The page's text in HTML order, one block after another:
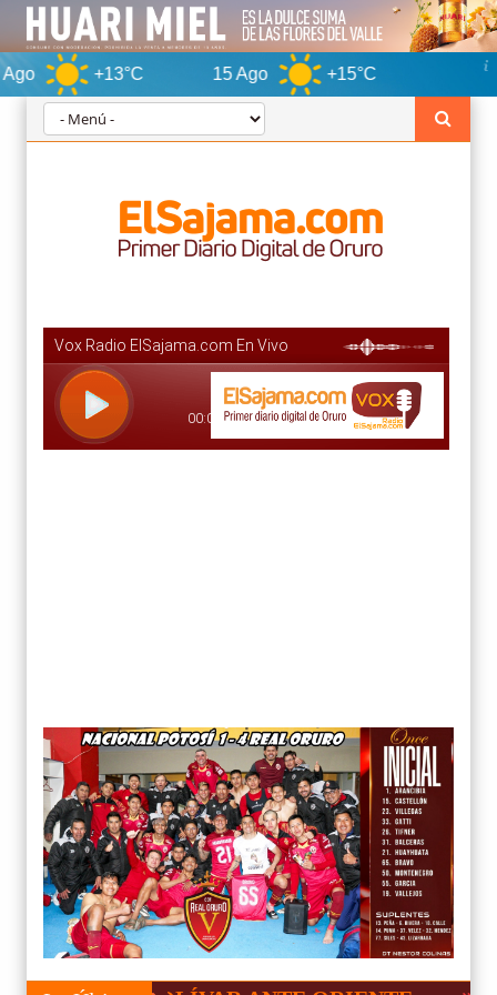
+13°C 15 Ago +15°C